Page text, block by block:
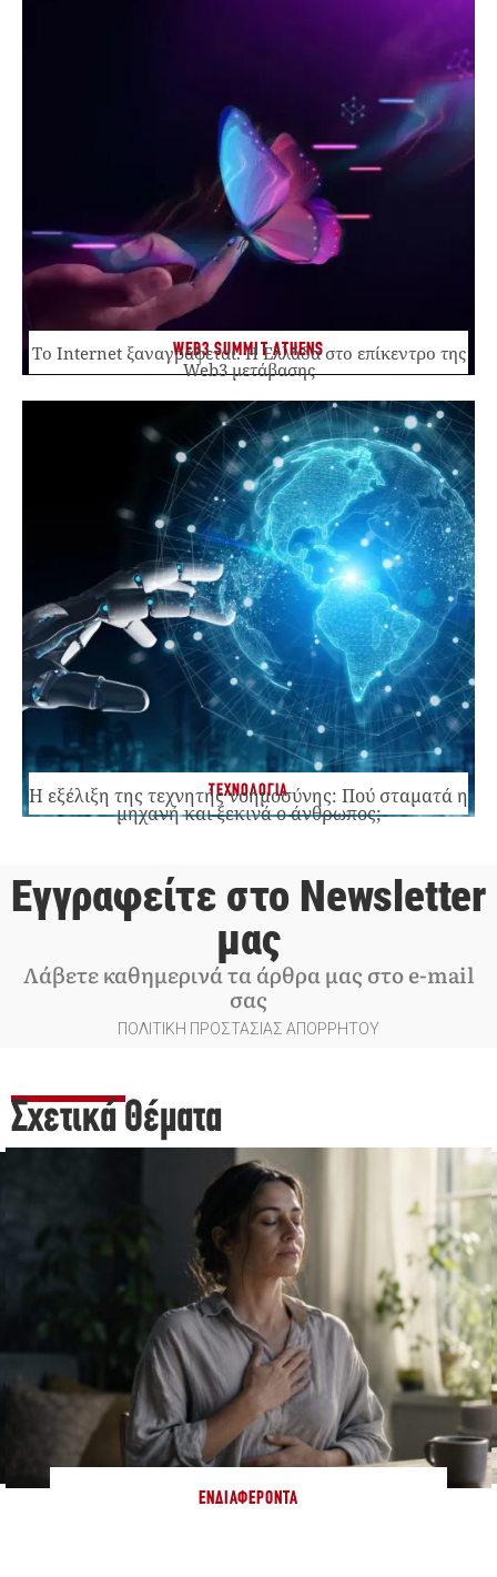
WEB3 SUMMIT ATHENS
Το Internet ξαναγράφεται. Η Ελλάδα στο επίκεντρο της
Web3 μετάβασης
ΤΕΧΝΟΛΟΓΙΑ
Η εξέλιξη της τεχνητής νοημοσύνης: Πού σταματά η
μηχανή και ξεκινά ο άνθρωπος;
Εγγραφείτε στο Newsletter
μας
Λάβετε καθημερινά τα άρθρα μας στο e-mail
σας
ΠΟΛΙΤΙΚΗ ΠΡΟΣΤΑΣΙΑΣ ΑΠΟΡΡΗΤΟΥ
Σχετικά Θέματα
ΕΝΔΙΑΦΈΡΟΝΤΑ